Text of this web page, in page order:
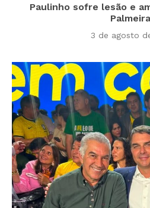
Paulinho sofre lesão e
3 de agosto